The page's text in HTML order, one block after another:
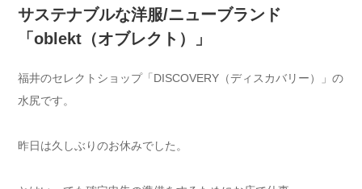
サステナブルな洋服/ニューブランド
「oblekt（オブレクト）」
福井のセレクトショップ「DISCOVERY（ディスカバリー）」の
水尻です。
昨日は久しぶりのお休みでした。